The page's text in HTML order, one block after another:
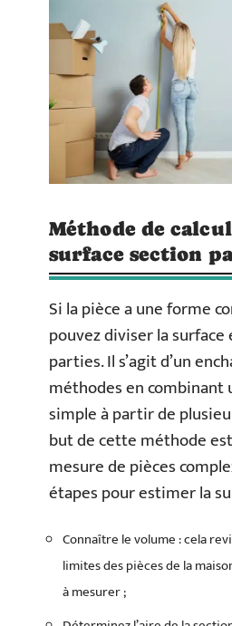
Méthode de
surface section
Si la pièce a une forme
pouvez diviser la surface
parties. Il s’agit d’un
méthodes en combinant
simple à partir de
but de cette méthode
mesure de pièces
étapes pour estimer la
Connaître le volume : cela
limites des pièces de la
à mesurer ;